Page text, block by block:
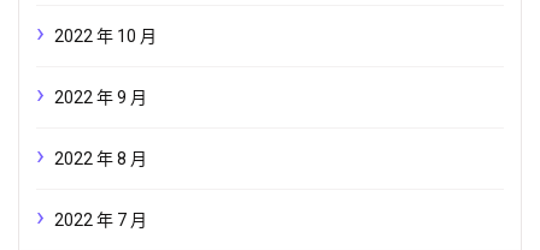
2022 年 10 月
2022 年 9 月
2022 年 8 月
2022 年 7 月